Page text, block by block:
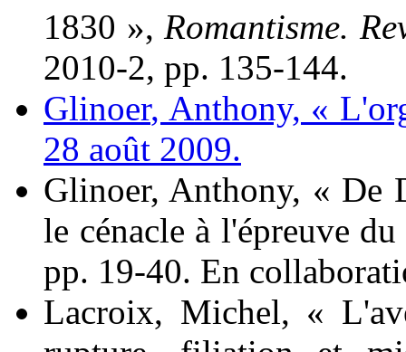
1830 »,Romantisme.
2010-2, pp. 135-144.
Glinoer, Anthony, «
28 août 2009.
Glinoer, Anthony, « De
le cénacle à l'épreuve
pp. 19-40. En
Lacroix, Michel, «